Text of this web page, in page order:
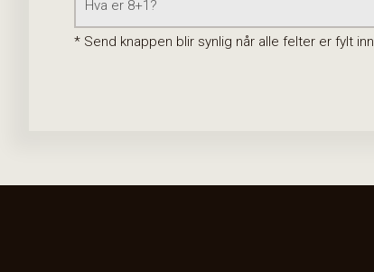
* Send knappen blir synlig når alle felter er fylt inn